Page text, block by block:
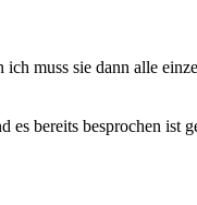
muss sie dann alle
bereits besprochen ist